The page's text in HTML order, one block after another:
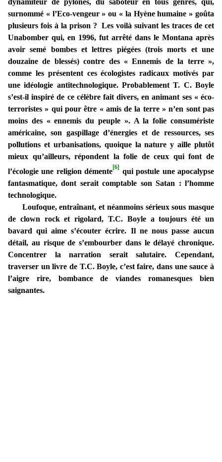
dynamiteur de pylônes, du saboteur en tous genres, qui,
surnommé « l’Eco-vengeur » ou « la Hyène humaine » goûta
plusieurs fois à la prison ? Les voilà suivant les traces de cet
Unabomber qui, en 1996, fut arrêté dans le Montana après
avoir semé bombes et lettres piégées (trois morts et une
douzaine de blessés) contre des « Ennemis de la terre »,
comme les présentent ces écologistes radicaux motivés par
une idéologie antitechnologique. Probablement T. C. Boyle
s’est-il inspiré de ce célèbre fait divers, en animant ses « éco-
terroristes » qui pour être « amis de la terre » n’en sont pas
moins des « ennemis du peuple ». A la folie consumériste
américaine, son gaspillage d’énergies et de ressources, ses
pollutions et urbanisations, quoique la nature y aille plutôt
mieux qu’ailleurs, répondent la folie de ceux qui font de
l’écologie une religion démente[6] qui postule une apocalypse
fantasmatique, dont serait comptable son Satan : l’homme
technologique.
Loufoque, entraînant, et néanmoins sérieux sous masque
de clown rock et rigolard, T.C. Boyle a toujours été un
bavard qui aime s’écouter écrire. Il ne nous passe aucun
détail, au risque de s’embourber dans le délayé chronique.
Concentrer la narration serait salutaire. Cependant,
traverser un livre de T.C. Boyle, c’est faire, dans une sauce à
l’aigre rire, bombance de viandes romanesques bien
saignantes.